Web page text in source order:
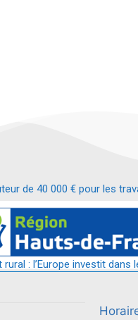
de 40 000 € pour les
de proximité.
: l’Europe investit dans